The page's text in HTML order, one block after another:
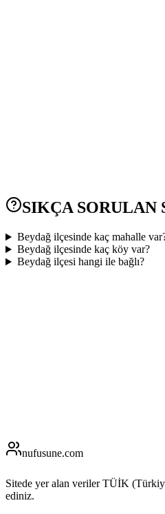
SIKÇA SORULAN
Beydağ ilçesinde kaç mahalle
Beydağ ilçesinde kaç köy var?
Beydağ ilçesi hangi ile bağlı?
nufusune.com
Sitede yer alan veriler TÜİK
ediniz.